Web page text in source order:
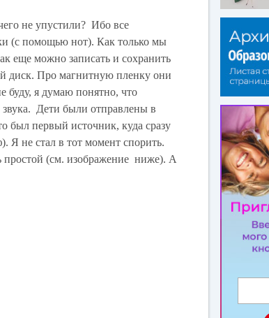
не упустили? Ибо все
(с помощью нот). Как только мы
еще можно записать и сохранить
диск. Про магнитную пленку они
буду, я думаю понятно, что
звука. Дети были отправлены в
был первый источник, куда сразу
Я не стал в тот момент спорить.
простой (см. изображение ниже). А